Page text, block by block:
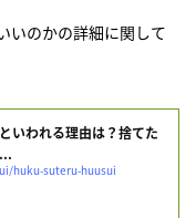
いのかの詳細に関して
いわれる理由は？捨てた
huku-suteru-huusui